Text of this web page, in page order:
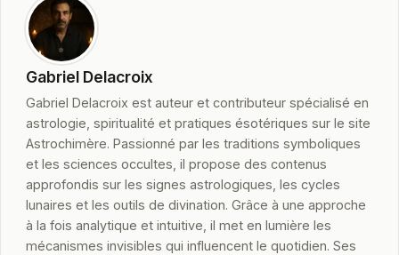
Gabriel Delacroix
Gabriel Delacroix est auteur et contributeur spécialisé en
astrologie, spiritualité et pratiques ésotériques sur le site
Astrochimère. Passionné par les traditions symboliques
et les sciences occultes, il propose des contenus
approfondis sur les signes astrologiques, les cycles
lunaires et les outils de divination. Grâce à une approche
à la fois analytique et intuitive, il met en lumière les
mécanismes invisibles qui influencent le quotidien. Ses